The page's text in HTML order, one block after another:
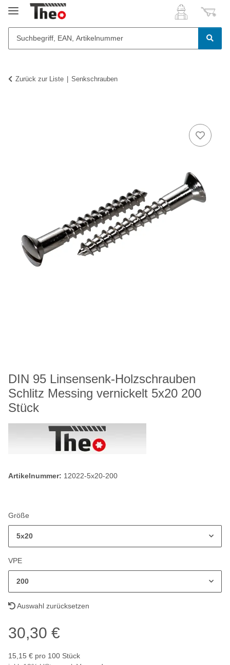
Zurück zur Liste Senkschrauben
DIN 95 Linsensenk-Holzschrauben
Schlitz Messing vernickelt 5x20 200
Stück
Artikelnummer: 12022-5x20-200
Größe
5x20
VPE
200
Auswahl zurücksetzen
30,30 €
15,15 € pro 100 Stück